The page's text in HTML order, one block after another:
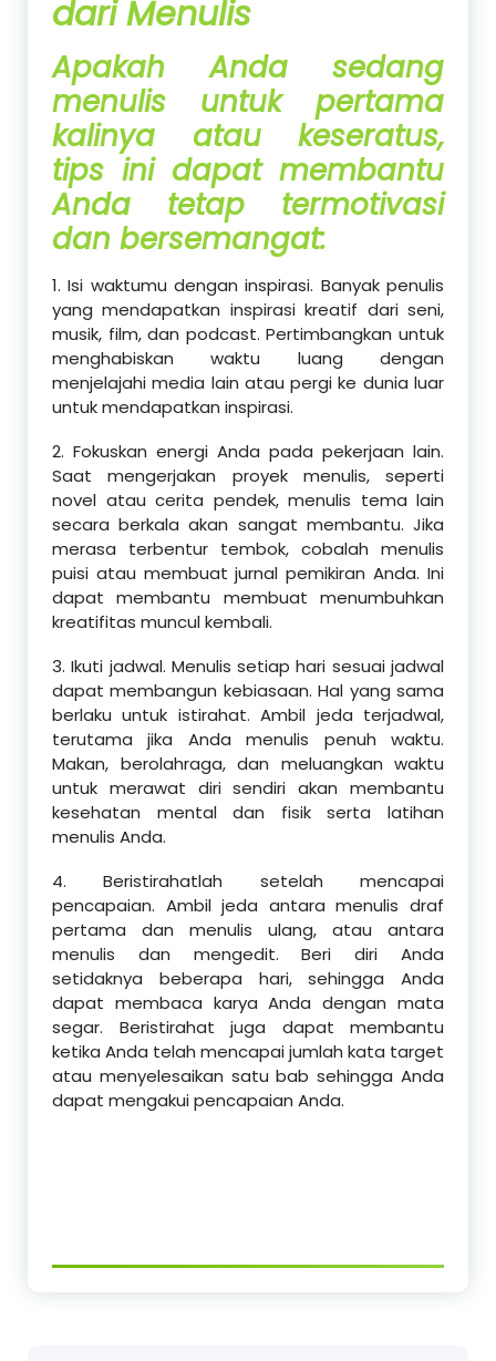
dari Menulis
Apakah Anda sedang
menulis untuk pertama
kalinya atau keseratus,
tips ini dapat membantu
Anda tetap termotivasi
dan bersemangat:
1. Isi waktumu dengan inspirasi. Banyak penulis
yang mendapatkan inspirasi kreatif dari seni,
musik, film, dan podcast. Pertimbangkan untuk
menghabiskan waktu luang dengan
menjelajahi media lain atau pergi ke dunia luar
untuk mendapatkan inspirasi.
2. Fokuskan energi Anda pada pekerjaan lain.
Saat mengerjakan proyek menulis, seperti
novel atau cerita pendek, menulis tema lain
secara berkala akan sangat membantu. Jika
merasa terbentur tembok, cobalah menulis
puisi atau membuat jurnal pemikiran Anda. Ini
dapat membantu membuat menumbuhkan
kreatifitas muncul kembali.
3. Ikuti jadwal. Menulis setiap hari sesuai jadwal
dapat membangun kebiasaan. Hal yang sama
berlaku untuk istirahat. Ambil jeda terjadwal,
terutama jika Anda menulis penuh waktu.
Makan, berolahraga, dan meluangkan waktu
untuk merawat diri sendiri akan membantu
kesehatan mental dan fisik serta latihan
menulis Anda.
4. Beristirahatlah setelah mencapai
pencapaian. Ambil jeda antara menulis draf
pertama dan menulis ulang, atau antara
menulis dan mengedit. Beri diri Anda
setidaknya beberapa hari, sehingga Anda
dapat membaca karya Anda dengan mata
segar. Beristirahat juga dapat membantu
ketika Anda telah mencapai jumlah kata target
atau menyelesaikan satu bab sehingga Anda
dapat mengakui pencapaian Anda.